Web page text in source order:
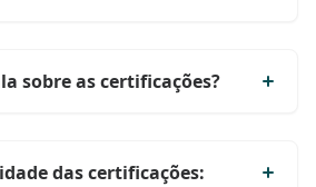
sobre as certificações?
das certificações: